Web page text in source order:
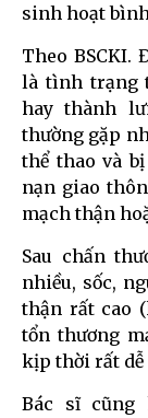
sinh hoạt
Theo BSCKI.
là tình trạng
hay thành
thường gặp
thể thao và
nạn giao
mạch thận
Sau chấn
nhiều, sốc,
thận rất cao
tổn thương
kịp thời rất dễ
Bác sĩ cũng